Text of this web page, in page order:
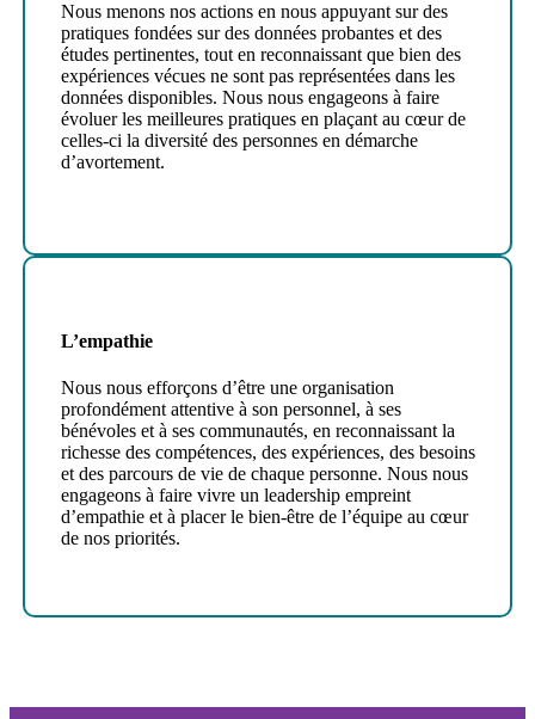
Nous menons nos actions en nous appuyant sur des
pratiques fondées sur des données probantes et des
études pertinentes, tout en reconnaissant que bien des
expériences vécues ne sont pas représentées dans les
données disponibles. Nous nous engageons à faire
évoluer les meilleures pratiques en plaçant au cœur de
celles-ci la diversité des personnes en démarche
d’avortement.
L’empathie
Nous nous efforçons d’être une organisation
profondément attentive à son personnel, à ses
bénévoles et à ses communautés, en reconnaissant la
richesse des compétences, des expériences, des besoins
et des parcours de vie de chaque personne. Nous nous
engageons à faire vivre un leadership empreint
d’empathie et à placer le bien-être de l’équipe au cœur
de nos priorités.